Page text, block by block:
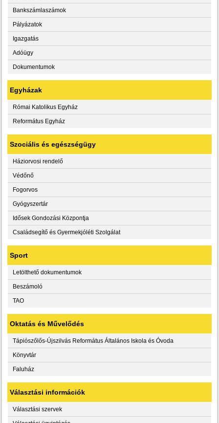
Bankszámlaszámok
Pályázatok
Igazgatás
Adóügy
Dokumentumok
Egyházak
Római Katolikus Egyház
Református Egyház
Szociális és egészségügy
Háziorvosi rendelő
Védőnő
Fogorvos
Gyógyszertár
Idősek Gondozási Központja
Családsegítő és Gyermekjóléti Szolgálat
Sport
Letölthető dokumentumok
Beszámoló
TAO
Oktatás és Művelődés
Tápiószőlős-Újszilvás Református Általános Iskola és Óvoda
Könyvtár
Faluház
Választási információk
Választási szervek